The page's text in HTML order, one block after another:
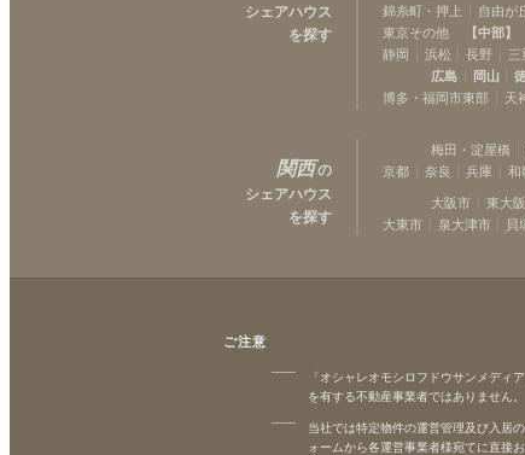
シェアハウス
を探す
錦糸町・押上
自由が
東京その他
【中部】
静岡
浜松 長野 三
広島
岡山
博多・福岡市東部
天
関西の
シェアハウス
を探す
梅田・淀屋橋
京都
奈良 兵庫 和
大阪市 東大
大東市
泉大津市 貝
ご注意
「オシャレオモシロフドウサンメディ
を有する不動産事業者ではありません。
当社では特定物件の運営管理及び入居
ォームから各運営事業者様宛てに直接